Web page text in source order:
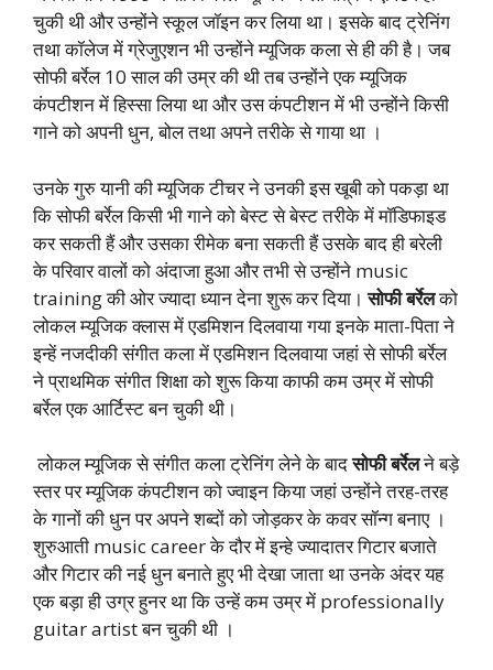
चुकी थी और उन्होंने स्कूल जॉइन कर लिया था। इसके बाद ट्रेनिंग
तथा कॉलेज में ग्रेजुएशन भी उन्होंने म्यूजिक कला से ही की है। जब
सोफी बर्रेल 10 साल की उम्र की थी तब उन्होंने एक म्यूजिक
कंपटीशन में हिस्सा लिया था और उस कंपटीशन में भी उन्होंने किसी
गाने को अपनी धुन, बोल तथा अपने तरीके से गाया था ।
उनके गुरु यानी की म्यूजिक टीचर ने उनकी इस खूबी को पकड़ा था
कि सोफी बर्रेल किसी भी गाने को बेस्ट से बेस्ट तरीके में मॉडिफाइड
कर सकती हैं और उसका रीमेक बना सकती हैं उसके बाद ही बरेली
के परिवार वालों को अंदाजा हुआ और तभी से उन्होंने music
training की ओर ज्यादा ध्यान देना शुरू कर दिया। सोफी बर्रेलको
लोकल म्यूजिक क्लास में एडमिशन दिलवाया गया इनके माता-पिता ने
इन्हें नजदीकी संगीत कला में एडमिशन दिलवाया जहां से सोफी बर्रेल
ने प्राथमिक संगीत शिक्षा को शुरू किया काफी कम उम्र में सोफी
बर्रेल एक आर्टिस्ट बन चुकी थी।
लोकल म्यूजिक से संगीत कला ट्रेनिंग लेने के बादसोफी बर्रेलने बड़े
स्तर पर म्यूजिक कंपटीशन को ज्वाइन किया जहां उन्होंने तरह-तरह
के गानों की धुन पर अपने शब्दों को जोड़कर के कवर सॉन्ग बनाए ।
शुरुआती music career के दौर में इन्हे ज्यादातर गिटार बजाते
और गिटार की नई धुन बनाते हुए भी देखा जाता था उनके अंदर यह
एक बड़ा ही उग्र हुनर था कि उन्हें कम उम्र में professionally
guitar artist बन चुकी थी ।